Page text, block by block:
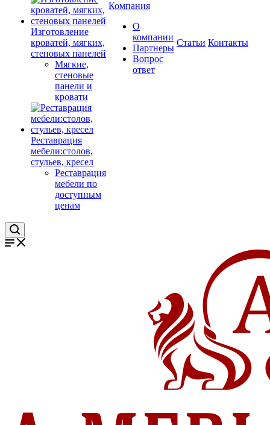
Изготовление
кроватей, мягких,
стеновых панелей
Мягкие,
стеновые
панели и
кровати
Реставрация
мебели:столов,
стульев, кресел
Реставрация
мебели по
доступным
ценам
Компания
О
компании
Партнеры
Вопрос
ответ
Cтатьи Контакты